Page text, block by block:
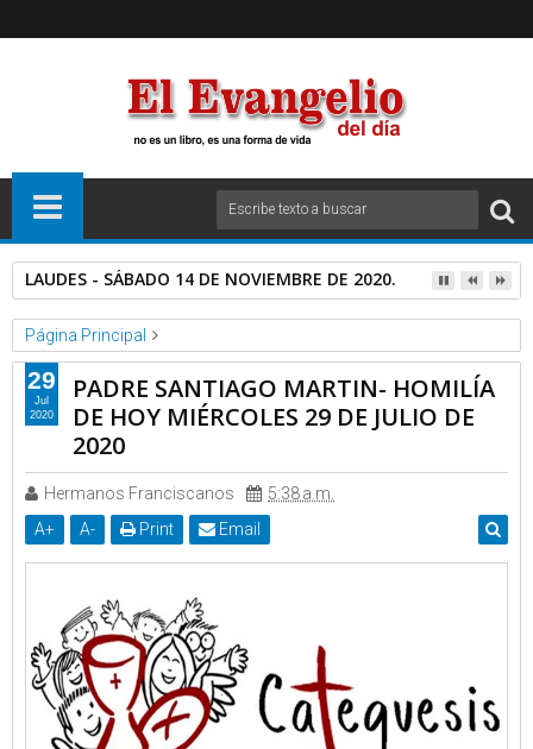
LAUDES - SÁBADO 14 DE NOVIEMBRE DE 2020.
Página Principal
Homilias y Catequesis Catolicas
Videos
PADRE SANTIAGO MARTIN- HOMILÍA DE HOY MIÉRCOLES 29 DE
JULIO DE 2020
PADRE SANTIAGO MARTIN- HOMILÍA
DE HOY MIÉRCOLES 29 DE JULIO DE
2020
Hermanos Franciscanos
5:38 a.m.
A+ A- Print Email
29
Jul
2020